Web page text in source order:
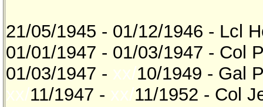
21/05/1945 - 01/12/1946 - Lcl
01/01/1947 - 01/03/1947 - Col
01/03/1947 - xx/10/1949 - Gal
xx/11/1947 - xx/11/1952 - Col